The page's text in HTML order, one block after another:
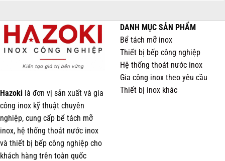
Hazoki là đơn vị sản xuất và gia
công inox kỹ thuật chuyên
nghiệp, cung cấp bể tách mỡ
inox, hệ thống thoát nước inox
và thiết bị bếp công nghiệp cho
khách hàng trên toàn quốc
DANH MỤC SẢN PHẨM
Bể tách mỡ inox
Thiết bị bếp công nghiệp
Hệ thống thoát nước inox
Gia công inox theo yêu cầu
Thiết bị inox khác